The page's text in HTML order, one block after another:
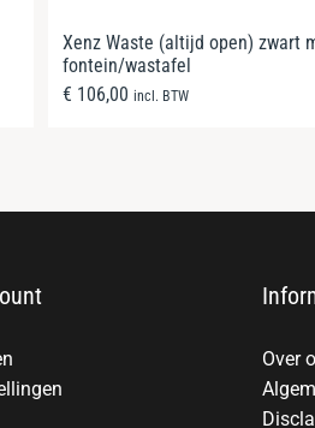
Xenz Waste (altijd open) zwart
fontein/wastafel
€ 106,00 incl. BTW
Over